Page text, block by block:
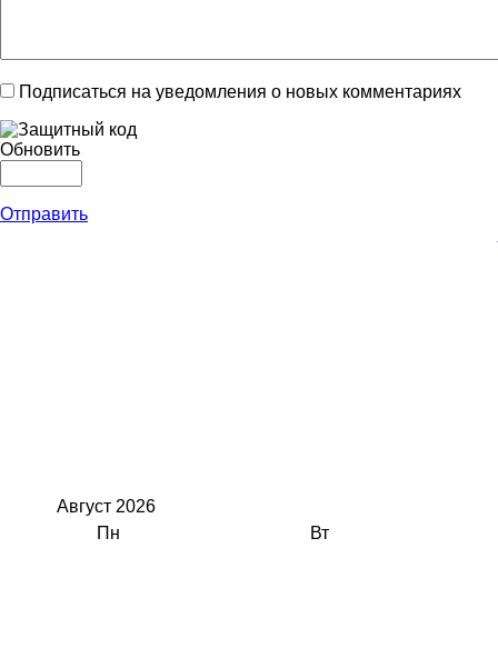
Подписаться на уведомления о новых комментариях
Обновить
Отправить
Август 2026
Пн
Вт